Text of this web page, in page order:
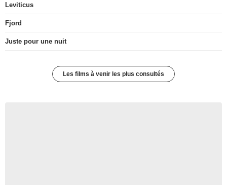
Leviticus
Fjord
Juste pour une nuit
Les films à venir les plus consultés